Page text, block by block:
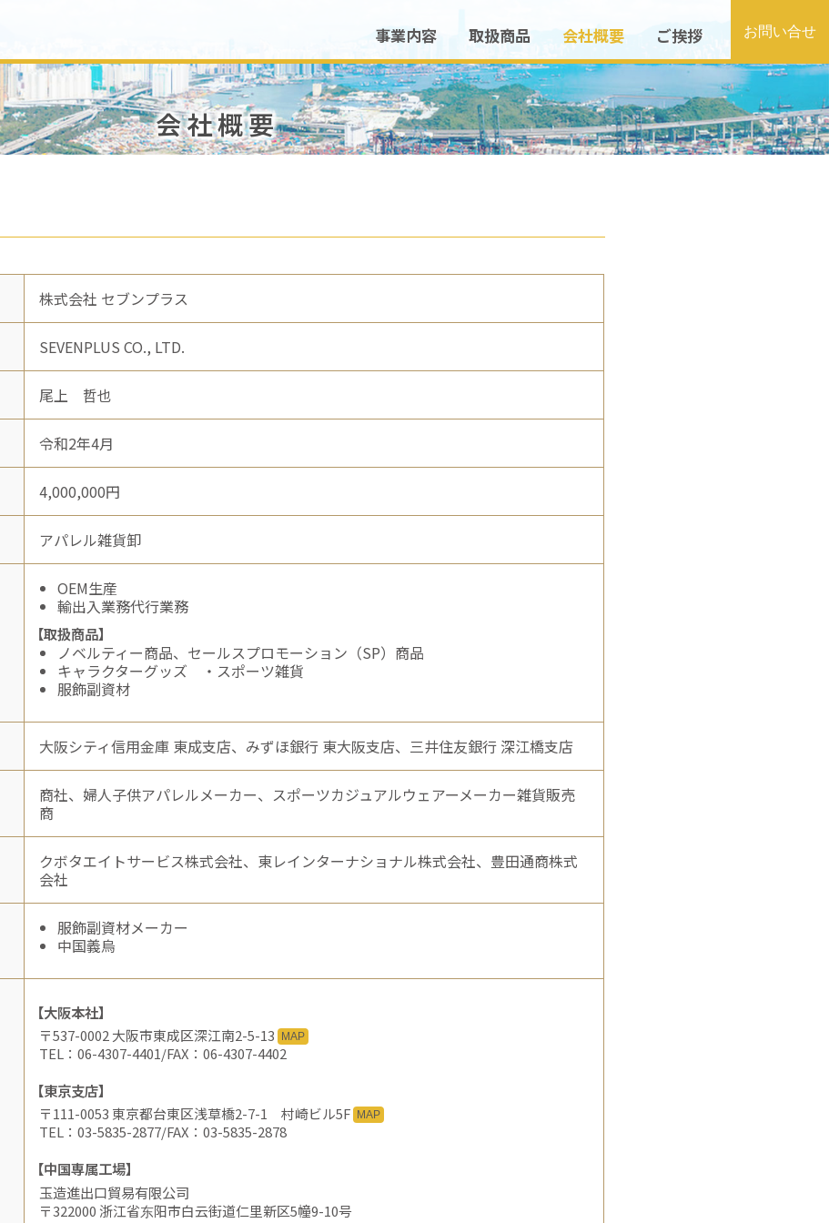
事業内容 取扱商品 会社概要 ご挨拶
会社概要
株式会社 セブンプラス
SEVENPLUS CO., LTD.
尾上 哲也
令和2年4月
4,000,000円
アパレル雑貨卸
OEM生産
輸出入業務代行業務
【取扱商品】
ノベルティー商品、セールスプロモーション（SP）商品
キャラクターグッズ ・スポーツ雑貨
服飾副資材
大阪シティ信用金庫 東成支店、みずほ銀行 東大阪支店、三井住友銀行 深江橋支店
商社、婦人子供アパレルメーカー、スポーツカジュアルウェアーメーカー雑貨販売
商
クボタエイトサービス株式会社、東レインターナショナル株式会社、豊田通商株式
会社
服飾副資材メーカー
中国義烏
【大阪本社】
〒537-0002 大阪市東成区深江南2-5-13 MAP
TEL：06-4307-4401/FAX：06-4307-4402
【東京支店】
〒111-0053 東京都台東区浅草橋2-7-1 村崎ビル5F MAP
TEL：03-5835-2877/FAX：03-5835-2878
【中国専属工場】
玉造進出口貿易有限公司
〒322000 浙江省东阳市白云街道仁里新区5幢9-10号